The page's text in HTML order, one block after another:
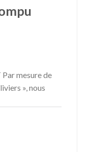
mesure de
», nous